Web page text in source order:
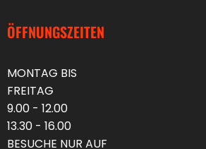
ÖFFNUNGSZEITEN
MONTAG BIS
FREITAG
9.00 - 12.00
13.30 - 16.00
BESUCHE NUR AUF